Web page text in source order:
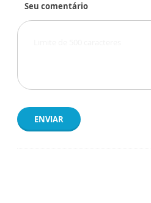
Seu comentário
ENVIAR